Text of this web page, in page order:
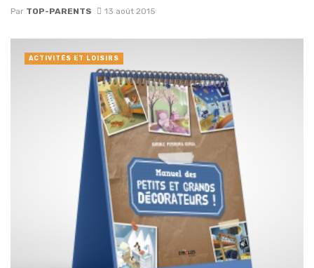
Par TOP-PARENTS 13 août 2015
ACTIVITÉS ET LOISIRS